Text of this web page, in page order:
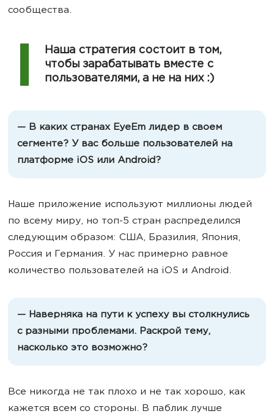
сообщества.
Наша стратегия состоит в том,
чтобы зарабатывать вместе с
пользователями, а не на них :)
— В каких странах EyeEm лидер в своем
сегменте? У вас больше пользователей на
платформе iOS или Android?
Наше приложение используют миллионы людей
по всему миру, но топ-5 стран распределился
следующим образом: США, Бразилия, Япония,
Россия и Германия. У нас примерно равное
количество пользователей на iOS и Android.
— Наверняка на пути к успеху вы столкнулись
с разными проблемами. Раскрой тему,
насколько это возможно?
Все никогда не так плохо и не так хорошо, как
кажется всем со стороны. В паблик лучше